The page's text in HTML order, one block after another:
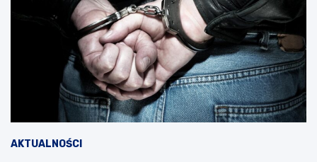
AKTUALNOŚCI